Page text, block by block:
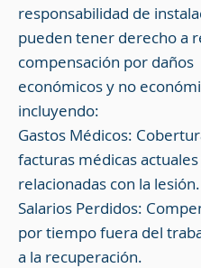
responsabilidad de
pueden tener derecho a
compensación por daños
económicos y no
incluyendo:
Gastos Médicos:
facturas médicas
relacionadas con la lesión.
Salarios Perdidos:
por tiempo fuera del
a la recuperación.